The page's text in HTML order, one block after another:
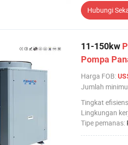
Hubungi
11-150kw
Pompa
Harga FOB:
Jumlah
Tingkat
Lingkungan
Tipe pemanas: